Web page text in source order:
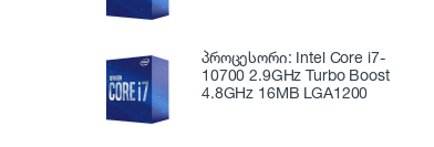
პროცესორი: Intel Core i7-
10700 2.9GHz Turbo Boost
4.8GHz 16MB LGA1200